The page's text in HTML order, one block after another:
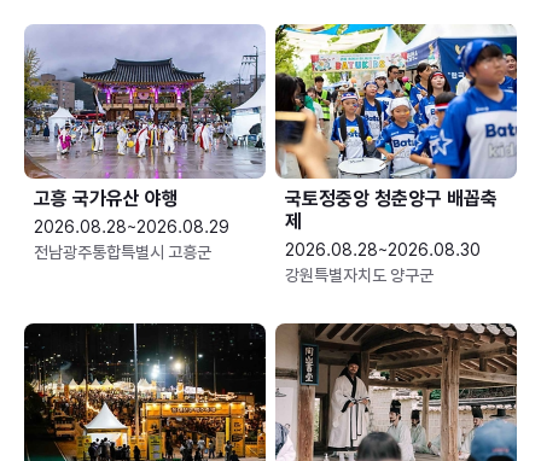
고흥 국가유산 야행
2026.08.28~2026.08.29
전남광주통합특별시 고흥군
국토정중앙 청춘양구 배꼽축
제
2026.08.28~2026.08.30
강원특별자치도 양구군